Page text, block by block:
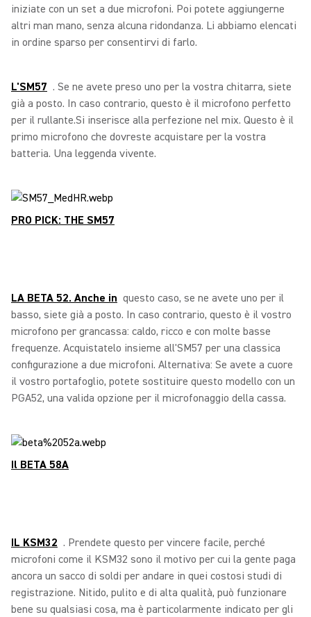
iniziate con un set a due microfoni. Poi potete aggiungerne
altri man mano, senza alcuna ridondanza. Li abbiamo elencati
in ordine sparso per consentirvi di farlo.
L'SM57 . Se ne avete preso uno per la vostra chitarra, siete
già a posto. In caso contrario, questo è il microfono perfetto
per il rullante.Si inserisce alla perfezione nel mix. Questo è il
primo microfono che dovreste acquistare per la vostra
batteria. Una leggenda vivente.
PRO PICK: THE SM57
LA BETA 52. Anche in questo caso, se ne avete uno per il
basso, siete già a posto. In caso contrario, questo è il vostro
microfono per grancassa: caldo, ricco e con molte basse
frequenze. Acquistatelo insieme all'SM57 per una classica
configurazione a due microfoni. Alternativa: Se avete a cuore
il vostro portafoglio, potete sostituire questo modello con un
PGA52, una valida opzione per il microfonaggio della cassa.
Il BETA 58A
IL KSM32 . Prendete questo per vincere facile, perché
microfoni come il KSM32 sono il motivo per cui la gente paga
ancora un sacco di soldi per andare in quei costosi studi di
registrazione. Nitido, pulito e di alta qualità, può funzionare
bene su qualsiasi cosa, ma è particolarmente indicato per gli